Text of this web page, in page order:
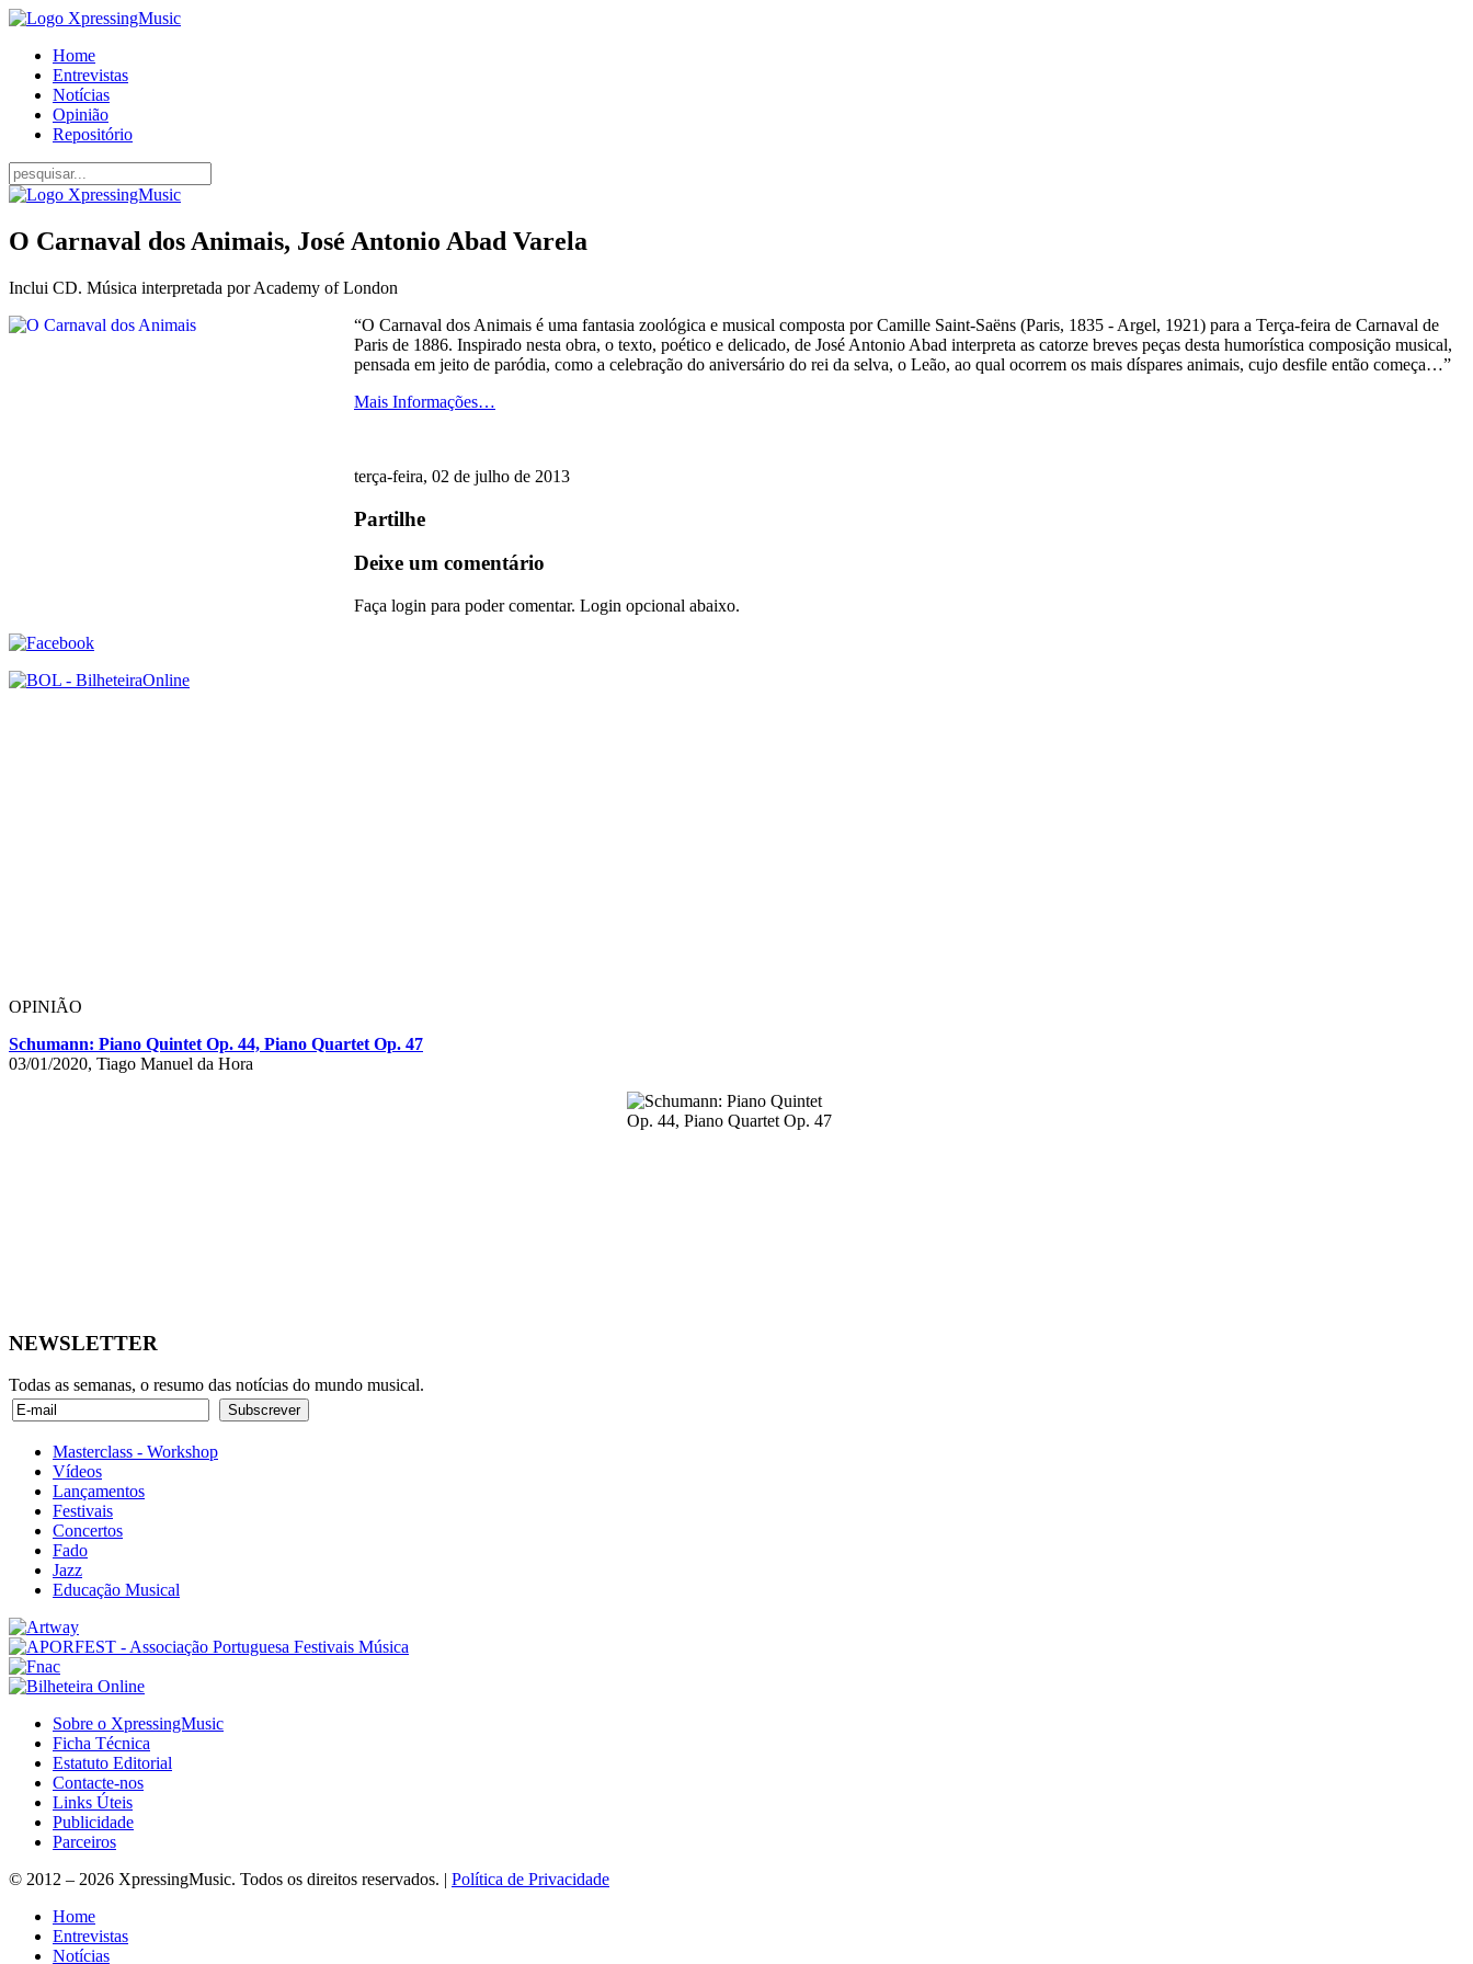
Home
Entrevistas
Notícias
Opinião
Repositório
O Carnaval dos Animais, José Antonio Abad Varela
Inclui CD. Música interpretada por Academy of London
“O Carnaval dos Animais é uma fantasia zoológica e musical composta por Camille Saint-Saëns (Paris, 1835 - Argel, 1921) para a Terça-feira de Carnaval de
Paris de 1886. Inspirado nesta obra, o texto, poético e delicado, de José Antonio Abad interpreta as catorze breves peças desta humorística composição musical,
pensada em jeito de paródia, como a celebração do aniversário do rei da selva, o Leão, ao qual ocorrem os mais díspares animais, cujo desfile então começa…”
Mais Informações…
terça-feira, 02 de julho de 2013
Partilhe
Deixe um comentário
Faça login para poder comentar. Login opcional abaixo.
OPINIÃO
Schumann: Piano Quintet Op. 44, Piano Quartet Op. 47
03/01/2020, Tiago Manuel da Hora
NEWSLETTER
Todas as semanas, o resumo das notícias do mundo musical.
Masterclass - Workshop
Vídeos
Lançamentos
Festivais
Concertos
Fado
Jazz
Educação Musical
Sobre o XpressingMusic
Ficha Técnica
Estatuto Editorial
Contacte-nos
Links Úteis
Publicidade
Parceiros
© 2012 – 2026 XpressingMusic. Todos os direitos reservados. | Política de Privacidade
Home
Entrevistas
Notícias